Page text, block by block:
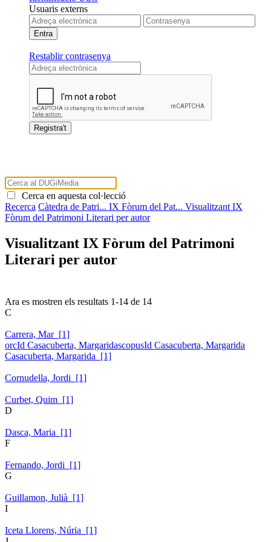
Usuaris externs
Restablir contrasenya
Cerca en aquesta col·lecció
Recerca Càtedra de Patri... IX Fòrum del Pat... Visualitzant IX
Fòrum del Patrimoni Literari per autor
Visualitzant IX Fòrum del Patrimoni
Literari per autor
Ara es mostren els resultats 1-14 de 14
C
Carrera, Mar [1]
orcId Casacuberta, MargaridascopusId Casacuberta, Margarida
Casacuberta, Margarida [1]
Cornudella, Jordi [1]
Curbet, Quim [1]
D
Dasca, Maria [1]
F
Fernando, Jordi [1]
G
Guillamon, Julià [1]
I
Iceta Llorens, Núria [1]